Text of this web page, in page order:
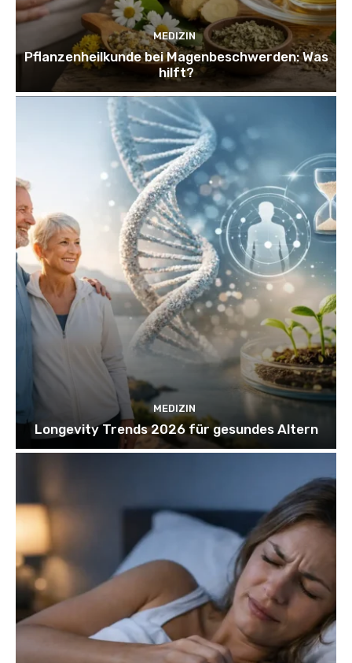
MEDIZIN
Pflanzenheilkunde bei Magenbeschwerden: Was
hilft?
MEDIZIN
Longevity Trends 2026 für gesundes Altern